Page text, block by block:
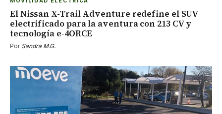
El Nissan X-Trail Adventure redefine el SUV
electrificado para la aventura con 213 CV y
tecnología e-4ORCE
Por Sandra M.G.